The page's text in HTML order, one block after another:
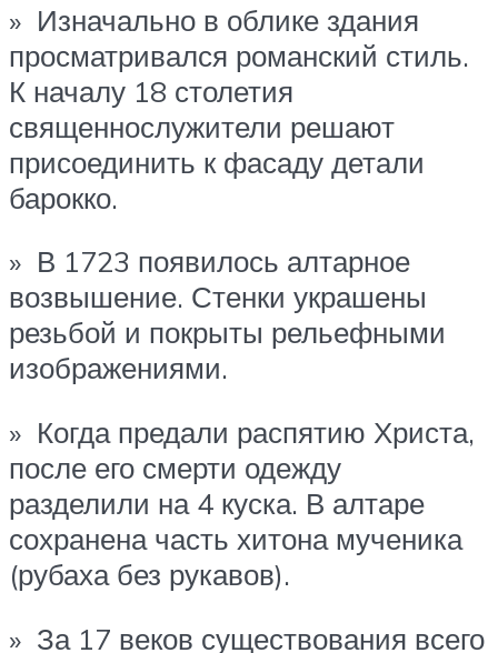
» Изначально в облике здания
просматривался романский стиль.
К началу 18 столетия
священнослужители решают
присоединить к фасаду детали
барокко.
» В 1723 появилось алтарное
возвышение. Стенки украшены
резьбой и покрыты рельефными
изображениями.
» Когда предали распятию Христа,
после его смерти одежду
разделили на 4 куска. В алтаре
сохранена часть хитона мученика
(рубаха без рукавов).
» За 17 веков существования всего